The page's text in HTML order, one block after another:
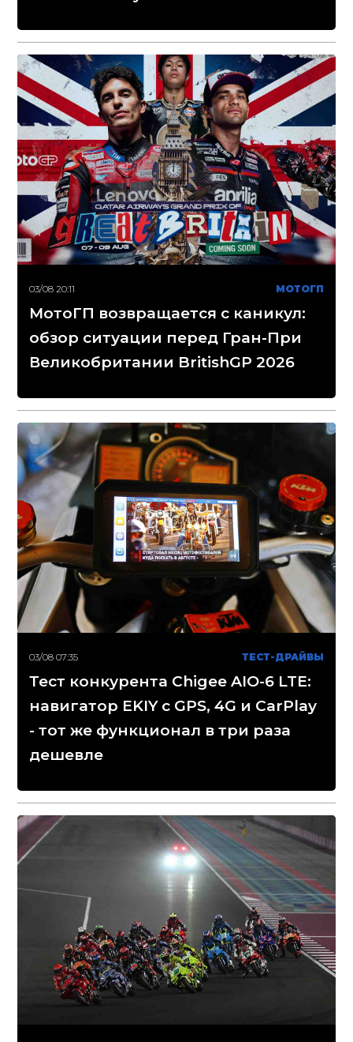
03/08 20:11 МОТОГП
МотоГП возвращается с каникул:
обзор ситуации перед Гран-При
Великобритании BritishGP 2026
03/08 07:35 ТЕСТ-ДРАЙВЫ
Тест конкурента Chigee AIO-6 LTE:
навигатор EKIY с GPS, 4G и CarPlay
- тот же функционал в три раза
дешевле